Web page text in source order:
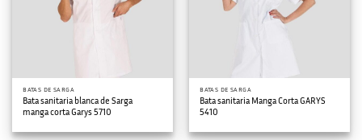
BATAS DE SARGA
Bata sanitaria blanca de Sarga
manga corta Garys 5710
BATAS DE SARGA
Bata sanitaria Manga Corta GARYS
5410